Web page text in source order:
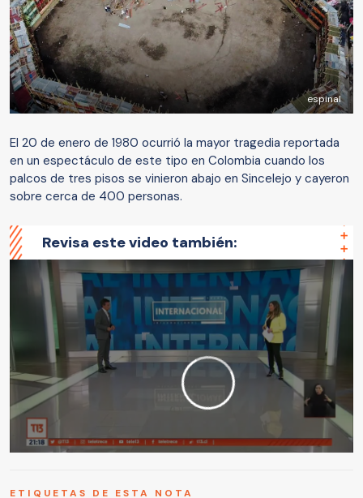
espinal
El 20 de enero de 1980 ocurrió la mayor tragedia reportada
en un espectáculo de este tipo en Colombia cuando los
palcos de tres pisos se vinieron abajo en Sincelejo y cayeron
sobre cerca de 400 personas.
Revisa este video también:
ETIQUETAS DE ESTA NOTA